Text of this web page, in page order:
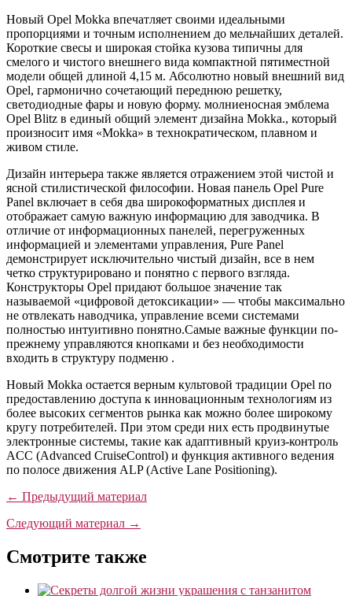
Новый Opel Mokka впечатляет своими идеальными
пропорциями и точным исполнением до мельчайших деталей.
Короткие свесы и широкая стойка кузова типичны для
смелого и чистого внешнего вида компактной пятиместной
модели общей длиной 4,15 м. Абсолютно новый внешний вид
Opel, гармонично сочетающий переднюю решетку,
светодиодные фары и новую форму. молниеносная эмблема
Opel Blitz в единый общий элемент дизайна Mokka., который
произносит имя «Mokka» в технократическом, плавном и
живом стиле.
Дизайн интерьера также является отражением этой чистой и
ясной стилистической философии. Новая панель Opel Pure
Panel включает в себя два широкоформатных дисплея и
отображает самую важную информацию для заводчика. В
отличие от информационных панелей, перегруженных
информацией и элементами управления, Pure Panel
демонстрирует исключительно чистый дизайн, все в нем
четко структурировано и понятно с первого взгляда.
Конструкторы Opel придают большое значение так
называемой «цифровой детоксикации» — чтобы максимально
не отвлекать наводчика, управление всеми системами
полностью интуитивно понятно.Самые важные функции по-
прежнему управляются кнопками и без необходимости
входить в структуру подменю .
Новый Mokka остается верным культовой традиции Opel по
предоставлению доступа к инновационным технологиям из
более высоких сегментов рынка как можно более широкому
кругу потребителей. При этом среди них есть продвинутые
электронные системы, такие как адаптивный круиз-контроль
ACC (Advanced CruiseControl) и функция активного ведения
по полосе движения ALP (Active Lane Positioning).
← Предыдущий материал
Следующий материал →
Смотрите также